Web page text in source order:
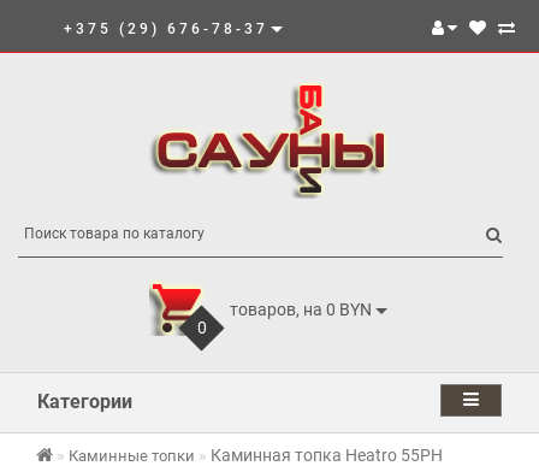
+375 (29) 676-78-37
0
товаров, на 0 BYN
Категории
Каминные топки Каминная топка Heatro 55PH